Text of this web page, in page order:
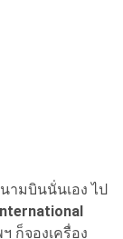
ามบินนั่นเอง ไป
ก็จองเครื่อง